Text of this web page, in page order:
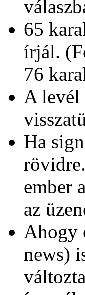
65
írjál.
76
A levél
Ha
ember
az
Ahogy
news)